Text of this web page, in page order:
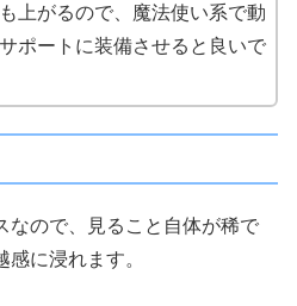
上がるので、魔法使い系で動
ポートに装備させると良いで
なので、見ること自体が稀で
に浸れます。